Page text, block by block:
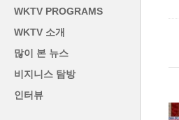
WKTV PROGRAMS
WKTV 소개
많이 본 뉴스
비지니스 탐방
인터뷰